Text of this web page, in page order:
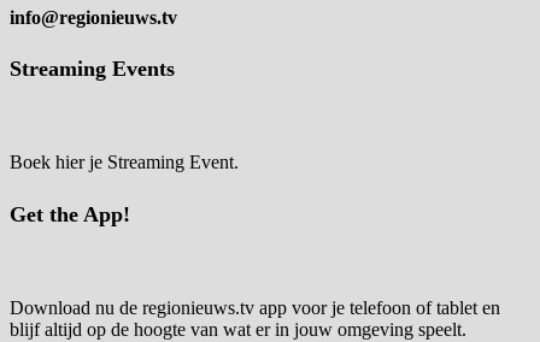
info@regionieuws.tv
Streaming Events
Boek hier je Streaming Event.
Get the App!
Download nu de regionieuws.tv app voor je telefoon of tablet en
blijf altijd op de hoogte van wat er in jouw omgeving speelt.